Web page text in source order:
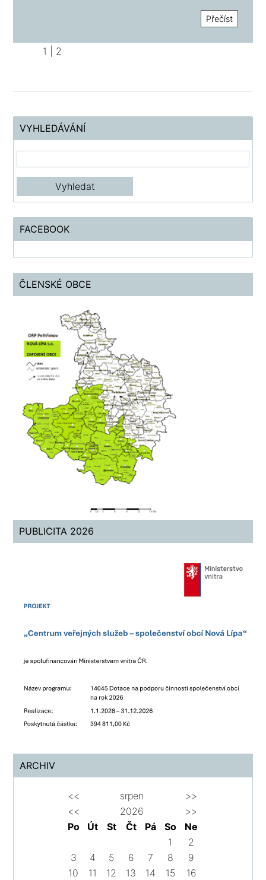
Přečíst
1 2
VYHLEDÁVÁNÍ
FACEBOOK
ČLENSKÉ OBCE
PUBLICITA 2026
ARCHIV
<< srpen
>>
<<
2026
>>
Po
Út St Čt Pá So
Ne
1
2
3
4 5 6 7 8
9
10
11 12 13 14 15
16